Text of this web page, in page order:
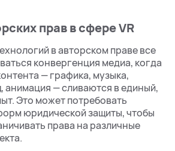
прав в сфере VR
в авторском праве все
конвергенция медиа, когда
— графика, музыка,
анимация — сливаются в единый,
Это может потребовать
юридической защиты, чтобы
права на различные